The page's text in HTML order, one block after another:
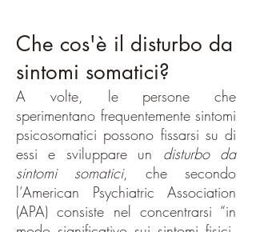
Che cos'è il disturbo da
sintomi somatici?
A volte, le persone che
sperimentano frequentemente sintomi
psicosomatici possono fissarsi su di
essi e sviluppare un disturbo da
sintomi somatici, che secondo
l’American Psychiatric Association
(APA) consiste nel concentrarsi “in